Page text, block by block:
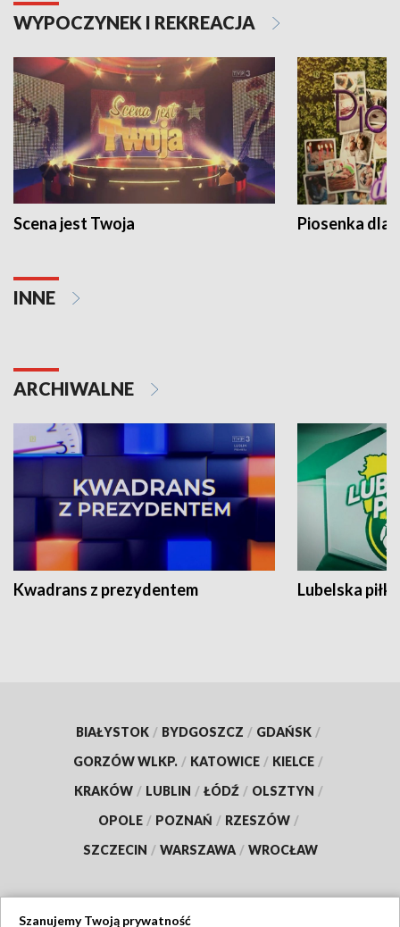
WYPOCZYNEK I REKREACJA
Scena jest Twoja Piosenka dla
INNE
ARCHIWALNE
Kwadrans z prezydentem Lubelska piłka
BIAŁYSTOK / BYDGOSZCZ / GDAŃSK /
GORZÓW WLKP. / KATOWICE / KIELCE /
KRAKÓW / LUBLIN / ŁÓDŹ / OLSZTYN /
OPOLE / POZNAŃ / RZESZÓW /
SZCZECIN / WARSZAWA / WROCŁAW
Szanujemy Twoją prywatność